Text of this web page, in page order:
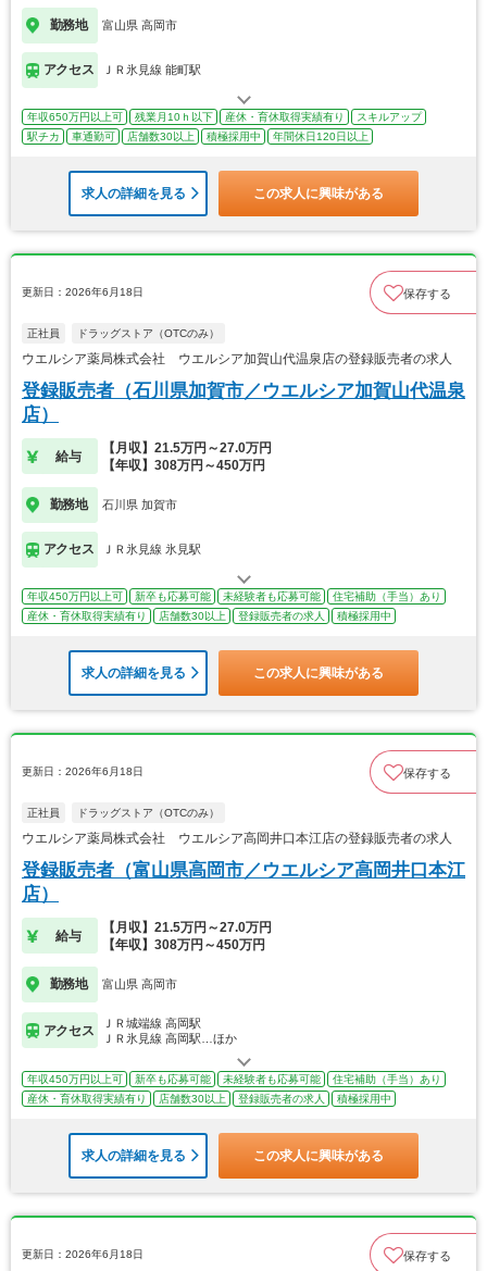
勤務地 富山県 高岡市
アクセス ＪＲ氷見線 能町駅
年収650万円以上可 残業月10ｈ以下 産休・育休取得実績有り
スキルアップ
駅チカ
車通勤可 店舗数30以上 積極採用中 年間休日120日以上
求人の詳細を見る この求人に興味がある
更新日：2026年6月18日 保存する
正社員 ドラッグストア（OTCのみ）
ウエルシア薬局株式会社 ウエルシア加賀山代温泉店の登録販売者の求人
登録販売者（石川県加賀市／ウエルシア加賀山代温泉
店）
給与
【月収】21.5万円～27.0万円
【年収】308万円～450万円
勤務地 石川県 加賀市
アクセス ＪＲ氷見線 氷見駅
年収450万円以上可 新卒も応募可能 未経験者も応募可能
住宅補助（手当）あり
産休・育休取得実績有り
店舗数30以上 登録販売者の求人 積極採用中
求人の詳細を見る この求人に興味がある
更新日：2026年6月18日 保存する
正社員 ドラッグストア（OTCのみ）
ウエルシア薬局株式会社 ウエルシア高岡井口本江店の登録販売者の求人
登録販売者（富山県高岡市／ウエルシア高岡井口本江
店）
給与
【月収】21.5万円～27.0万円
【年収】308万円～450万円
勤務地 富山県 高岡市
アクセス
ＪＲ城端線 高岡駅
ＪＲ氷見線 高岡駅…ほか
年収450万円以上可 新卒も応募可能 未経験者も応募可能
住宅補助（手当）あり
産休・育休取得実績有り
店舗数30以上 登録販売者の求人 積極採用中
求人の詳細を見る この求人に興味がある
更新日：2026年6月18日 保存する